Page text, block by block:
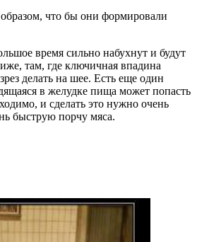
что бы они формировали
время сильно набухнут и будут
там, где ключичная впадина
делать на шее. Есть еще один
в желудке пища может попасть
и сделать это нужно очень
быструю порчу мяса.